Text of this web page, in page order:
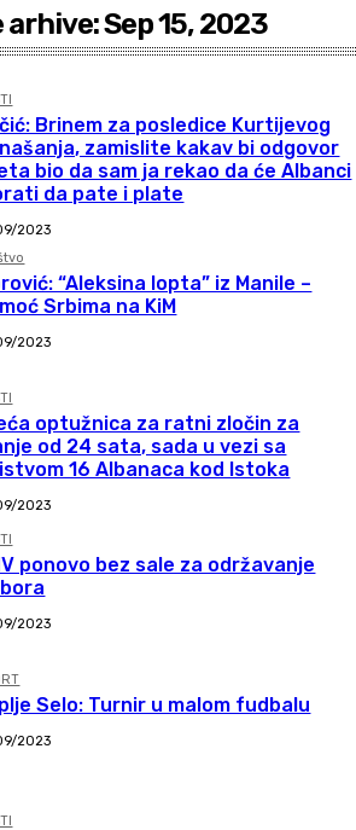
arhive: Sep 15, 2023
Brinem za posledice Kurtijevog
zamislite kakav bi odgovor
bio da sam ja rekao da će Albanci
da pate i plate
2023
“Aleksina lopta” iz Manile –
Srbima na KiM
2023
optužnica za ratni zločin za
od 24 sata, sada u vezi sa
16 Albanaca kod Istoka
2023
ponovo bez sale za održavanje
2023
Selo: Turnir u malom fudbalu
2023